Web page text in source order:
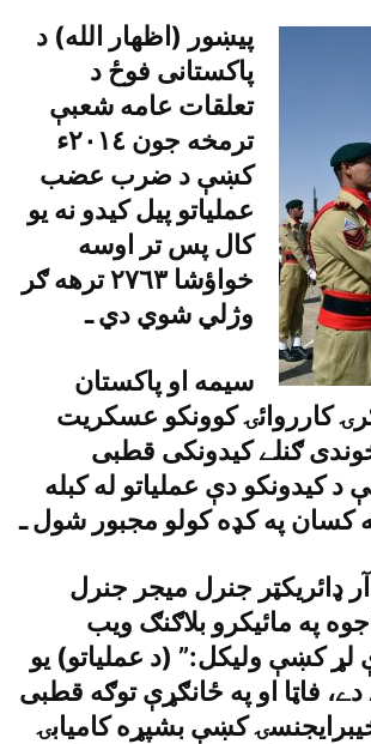
پيښور (اظهار الله) د
پاکستانى فوځ د
تعلقات عامه شعبې
ترمخه جون ٢٠١٤ء
کښې د ضرب عضب
عملياتو پيل کيدو نه يو
کال پس تر اوسه
خواؤشا ٢٧٦٣ ترهه ګر
وژلي شوي دي ـ
سيمه او پاکستان
کارروائۍ کوونکو عسکريت
ګنلے کيدونکى قطبى
کيدونکو دې عملياتو له کبله
ډائريکټر جنرل ميجر جنرل
په مائيکرو بلاګنګ ويب
لړ کښې وليکل:” (د عملياتو) يو
فاټا او په ځانګړې توګه قطبى
کښې بشپړه کاميابۍ